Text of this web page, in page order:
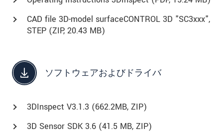
CAD file 3D-model surfaceCONTROL 3D "SC3xxx",
STEP (ZIP, 20.43 MB)
ソフトウェアおよびドライバ
3DInspect V3.1.3 (662.2MB, ZIP)
3D Sensor SDK 3.6 (41.5 MB, ZIP)